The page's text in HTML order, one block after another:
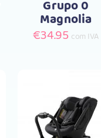
Grupo 0
Magnolia
€34.95 com IVA
Comprar